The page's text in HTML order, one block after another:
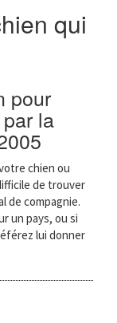
qui
pour
la
chien ou
de trouver
de compagnie.
un pays, ou si
lui donner